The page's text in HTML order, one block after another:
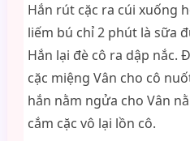
Hắn rút cặc ra cúi xuống
liếm bú chỉ 2 phút là sữa
Hắn lại đè cô ra dập nắc.
cặc miệng Vân cho cô
hắn nằm ngửa cho Vân
cắm cặc vô lại lồn cô.